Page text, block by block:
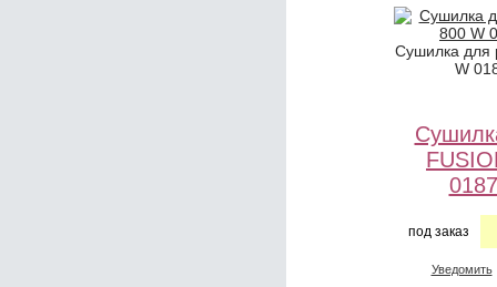
Сушилка для
W
под заказ
Уведомить